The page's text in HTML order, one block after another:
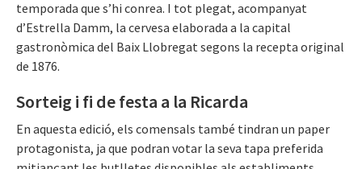
temporada que s’hi conrea. I tot plegat, acompanyat
d’Estrella Damm, la cervesa elaborada a la capital
gastronòmica del Baix Llobregat segons la recepta original
de 1876.
Sorteig i fi de festa a la Ricarda
En aquesta edició, els comensals també tindran un paper
protagonista, ja que podran votar la seva tapa preferida